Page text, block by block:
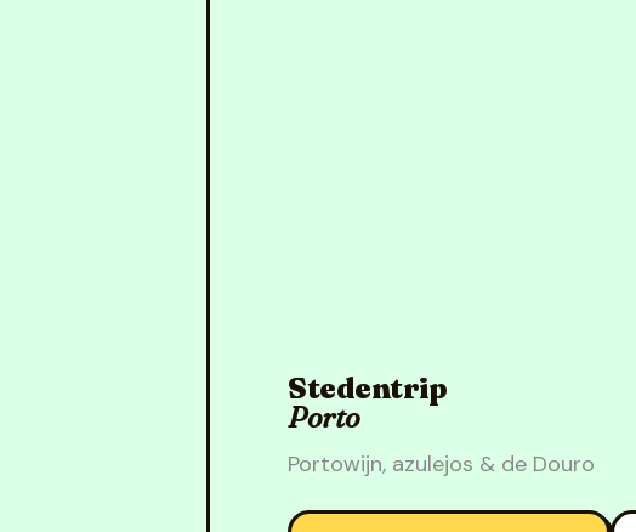
Stedentrip
Porto
Portowijn, azulejos & de Douro